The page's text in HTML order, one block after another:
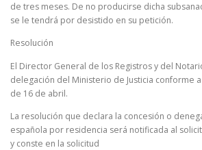
de tres meses. De no producirse dicha
se le tendrá por desistido en su petición.
Resolución
El Director General de los Registros y del
delegación del Ministerio de Justicia conforme a
de 16 de abril.
La resolución que declara la concesión o
española por residencia será notificada al
y conste en la solicitud